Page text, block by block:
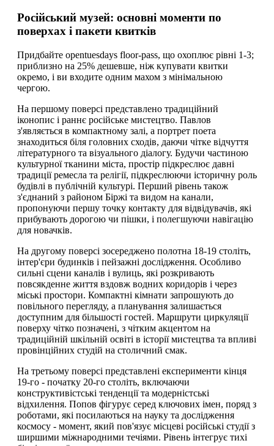
Російський музей: основні моменти по
поверхах і пакети квитків
Придбайте opentuesdays floor-pass, що охоплює рівні 1-3;
приблизно на 25% дешевше, ніж купувати квитки
окремо, і ви входите одним махом з мінімальною
чергою.
На першому поверсі представлено традиційний
іконопис і раннє російське мистецтво. Павлов
з'являється в компактному залі, а портрет поета
знаходиться біля головних сходів, даючи чітке відчуття
літературного та візуального діалогу. Будучи частиною
культурної тканини міста, простір підкреслює давні
традиції ремесла та релігії, підкреслюючи історичну роль
будівлі в публічній культурі. Перший рівень також
з'єднаний з районом Біржі та видом на канали,
пропонуючи першу точку контакту для відвідувачів, які
прибувають дорогою чи пішки, і полегшуючи навігацію
для новачків.
На другому поверсі зосереджено полотна 18-19 століть,
інтер'єри будинків і пейзажні дослідження. Особливо
сильні сцени каналів і вулиць, які розкривають
повсякденне життя вздовж водних коридорів і через
міські простори. Компактні кімнати запрошують до
повільного перегляду, а планування залишається
доступним для більшості гостей. Маршрути циркуляції
поверху чітко позначені, з чітким акцентом на
традиційній шкільній освіті в історії мистецтва та впливі
провінційних студій на столичний смак.
На третьому поверсі представлені експерименти кінця
19-го - початку 20-го століть, включаючи
конструктивістські тенденції та модерністські
відхилення. Попов фігурує серед ключових імен, поряд з
роботами, які посилаються на науку та дослідження
космосу - момент, який пов'язує місцеві російські студії з
ширшими міжнародними течіями. Рівень інтегрує тихі